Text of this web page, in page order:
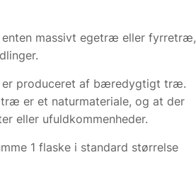
massivt egetræ eller fyrretræ,
er produceret af bæredygtigt træ.
er et naturmateriale, og at der
eller ufuldkommenheder.
1 flaske i standard størrelse